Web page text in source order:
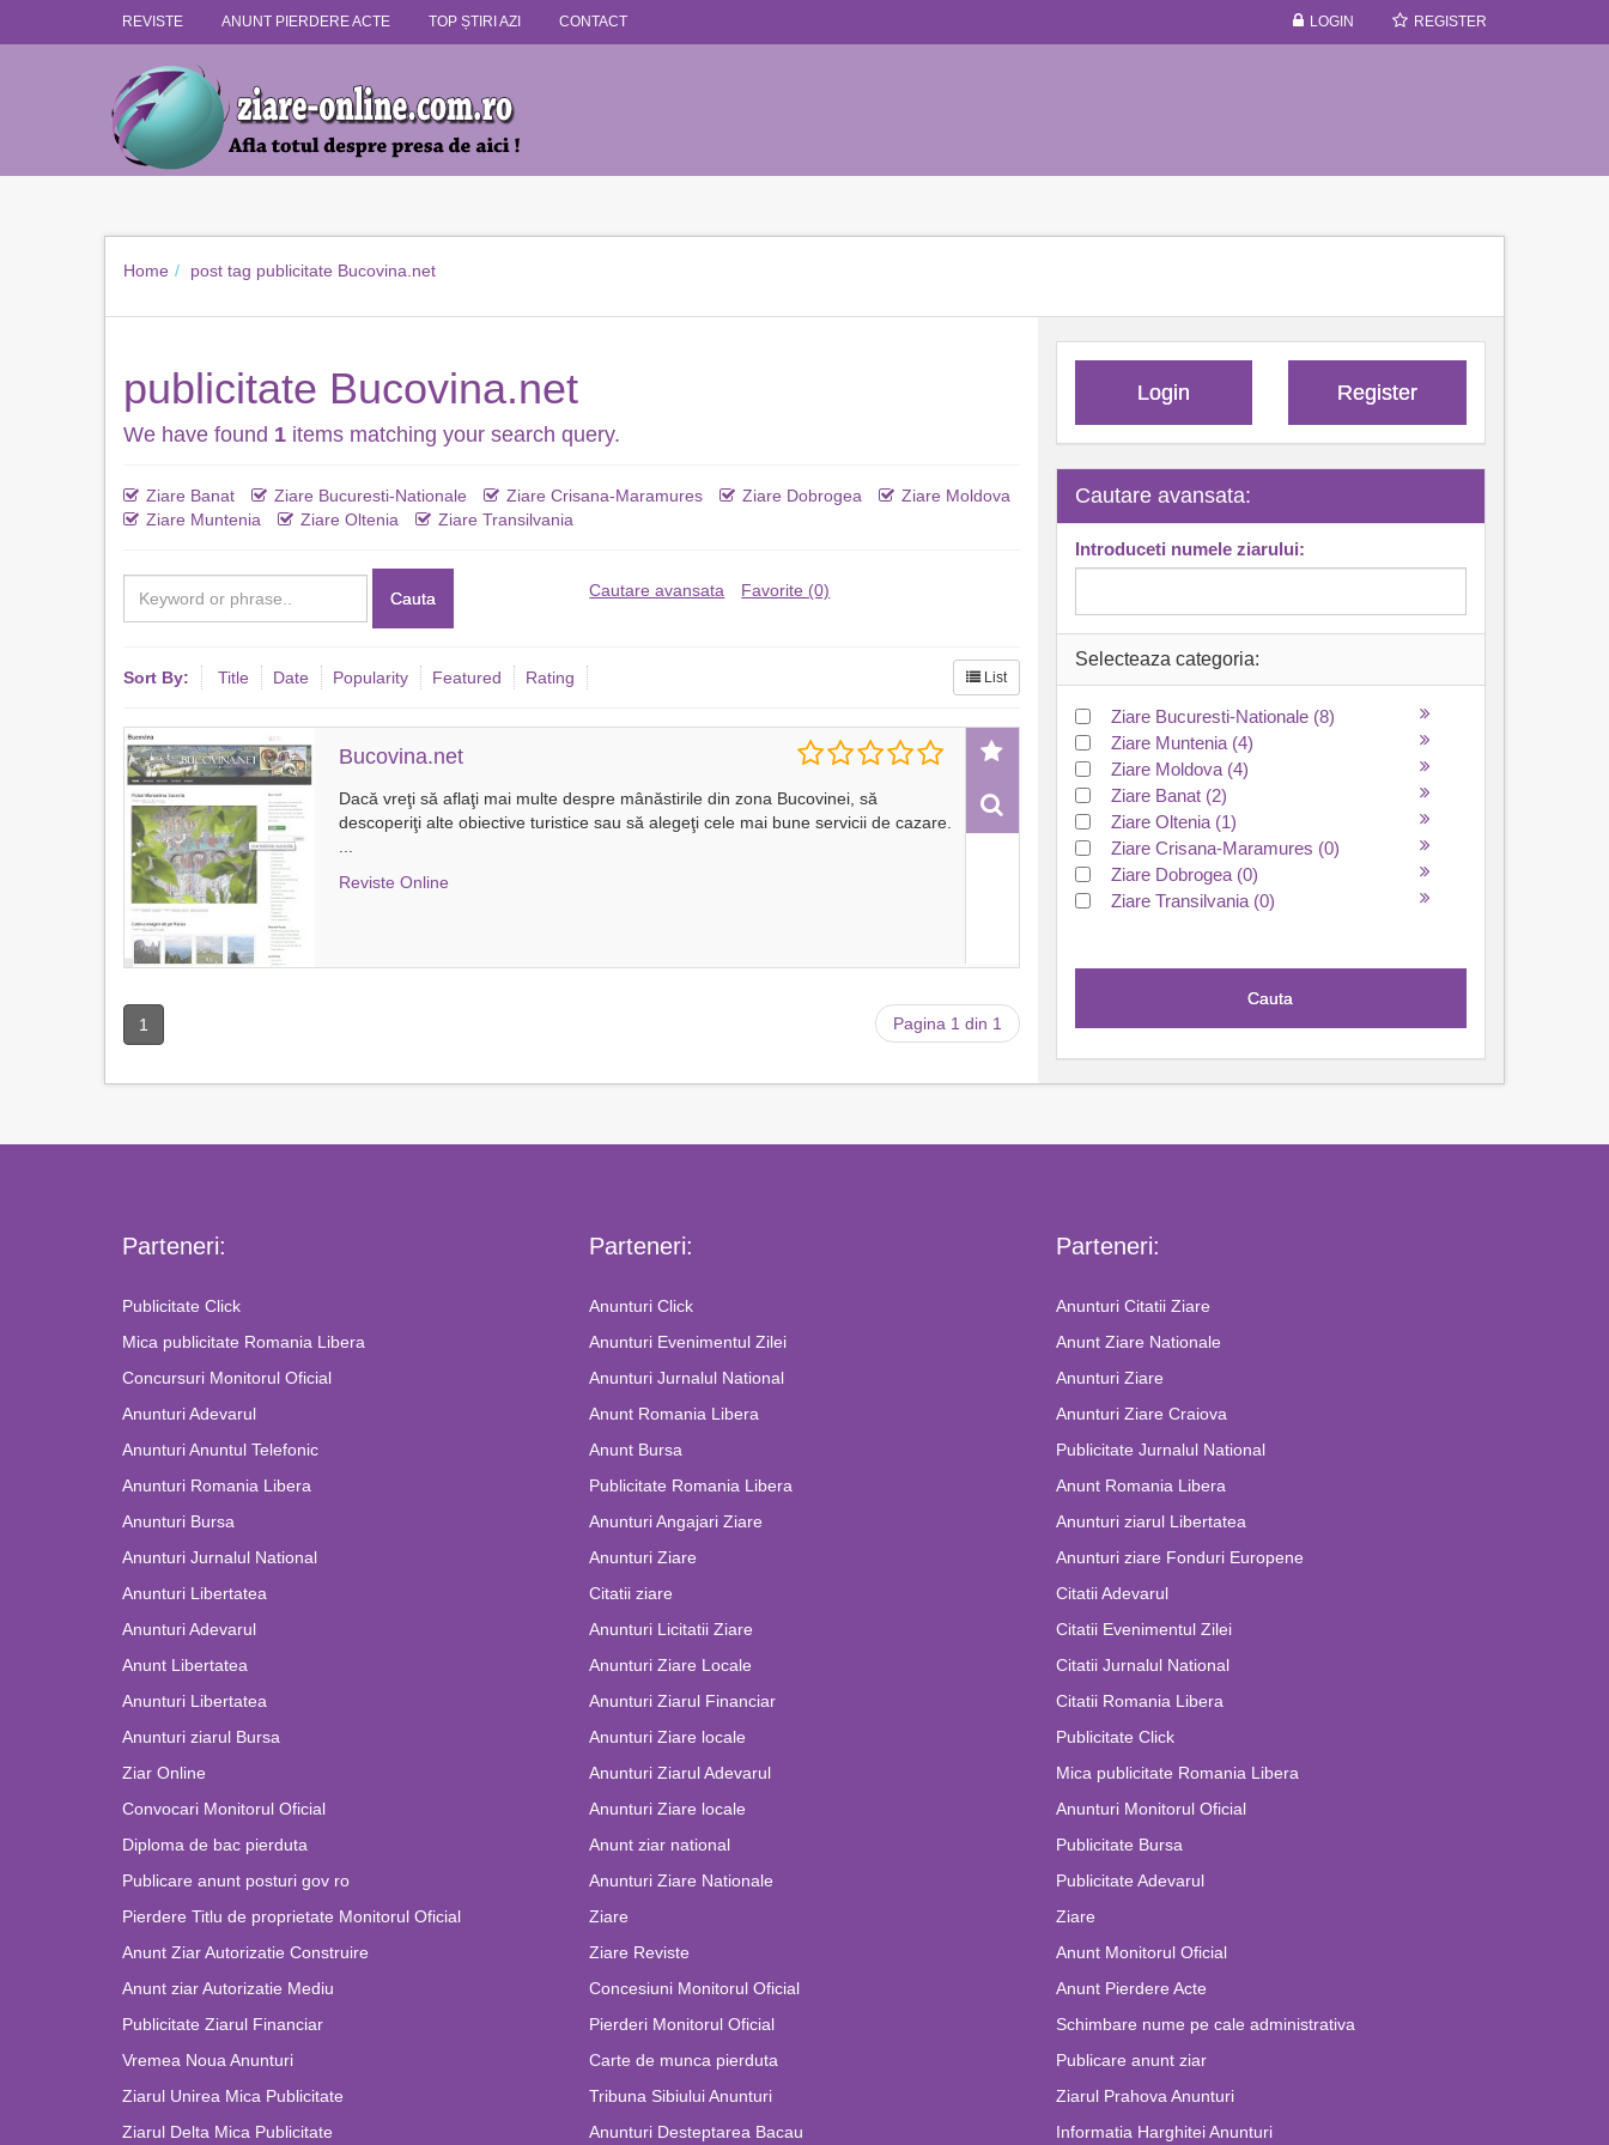
LOGIN REGISTER
REVISTE ANUNT PIERDERE ACTE TOP ȘTIRI AZI CONTACT
Home post tag publicitate Bucovina.net
publicitate Bucovina.net
We have found 1 items matching your search query.
Ziare Banat Ziare Bucuresti-Nationale Ziare Crisana-Maramures Ziare Dobrogea
Ziare Moldova
Ziare Muntenia
Ziare Oltenia Ziare Transilvania
Cauta Cautare avansata Favorite (0)
Sort By: Title Date Popularity Featured Rating List
Bucovina.net
Dacă vreţi să aflaţi mai multe despre mânăstirile din zona Bucovinei, să
descoperiţi alte obiective turistice sau să alegeţi cele mai bune servicii de cazare.
Reviste Online
1 Pagina 1 din 1
Login Register
Cautare avansata:
Introduceti numele ziarului:
Selecteaza categoria:
Ziare Bucuresti-Nationale (8)
Ziare Muntenia (4)
Ziare Moldova (4)
Ziare Banat (2)
Ziare Oltenia (1)
Ziare Crisana-Maramures (0)
Ziare Dobrogea (0)
Ziare Transilvania (0)
Cauta
Parteneri:
Publicitate Click
Mica publicitate Romania Libera
Concursuri Monitorul Oficial
Anunturi Adevarul
Anunturi Anuntul Telefonic
Anunturi Romania Libera
Anunturi Bursa
Anunturi Jurnalul National
Anunturi Libertatea
Anunturi Adevarul
Anunt Libertatea
Anunturi Libertatea
Anunturi ziarul Bursa
Ziar Online
Convocari Monitorul Oficial
Diploma de bac pierduta
Publicare anunt posturi gov ro
Pierdere Titlu de proprietate Monitorul Oficial
Anunt Ziar Autorizatie Construire
Anunt ziar Autorizatie Mediu
Publicitate Ziarul Financiar
Vremea Noua Anunturi
Ziarul Unirea Mica Publicitate
Ziarul Delta Mica Publicitate
Parteneri:
Anunturi Click
Anunturi Evenimentul Zilei
Anunturi Jurnalul National
Anunt Romania Libera
Anunt Bursa
Publicitate Romania Libera
Anunturi Angajari Ziare
Anunturi Ziare
Citatii ziare
Anunturi Licitatii Ziare
Anunturi Ziare Locale
Anunturi Ziarul Financiar
Anunturi Ziare locale
Anunturi Ziarul Adevarul
Anunturi Ziare locale
Anunt ziar national
Anunturi Ziare Nationale
Ziare
Ziare Reviste
Concesiuni Monitorul Oficial
Pierderi Monitorul Oficial
Carte de munca pierduta
Tribuna Sibiului Anunturi
Anunturi Desteptarea Bacau
Parteneri:
Anunturi Citatii Ziare
Anunt Ziare Nationale
Anunturi Ziare
Anunturi Ziare Craiova
Publicitate Jurnalul National
Anunt Romania Libera
Anunturi ziarul Libertatea
Anunturi ziare Fonduri Europene
Citatii Adevarul
Citatii Evenimentul Zilei
Citatii Jurnalul National
Citatii Romania Libera
Publicitate Click
Mica publicitate Romania Libera
Anunturi Monitorul Oficial
Publicitate Bursa
Publicitate Adevarul
Ziare
Anunt Monitorul Oficial
Anunt Pierdere Acte
Schimbare nume pe cale administrativa
Publicare anunt ziar
Ziarul Prahova Anunturi
Informatia Harghitei Anunturi